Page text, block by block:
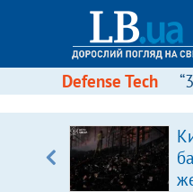
Defense Tech